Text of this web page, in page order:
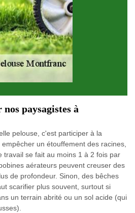
paysagistes à
pelouse, c'est participer à la
un étouffement des racines,
travail se fait au moins 1 à 2 fois par
aérateurs peuvent creuser des
de profondeur. Sinon, des bêches
scarifier plus souvent, surtout si
un terrain abrité ou un sol acide (qui